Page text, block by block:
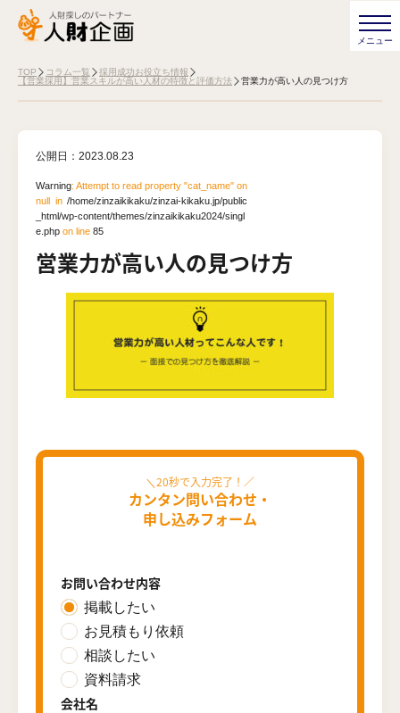
TOP コラム一覧
採用成功お役立ち情報
【営業採用】営業スキルが高い人材の特徴と評価方法
営業力が高い人の見つけ方
公開日： 2023.08.23
Warning: Attempt to read property "cat_name" on
null in/home/zinzaikikaku/zinzai-kikaku.jp/public
_html/wp-content/themes/zinzaikikaku2024/singl
e.php on line 85
営業力が高い人の見つけ方
カンタン問い合わせ・
申し込みフォーム
お問い合わせ内容
掲載したい
お見積もり依頼
相談したい
資料請求
会社名